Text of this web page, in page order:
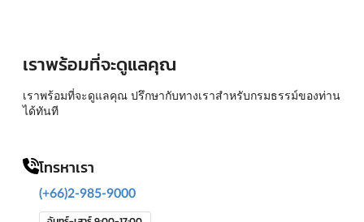
เราพร้อมที่จะดูแลคุณ
เราพร้อมที่จะดูแลคุณ ปรึกษากับทางเราสำหรับกรมธรรม์ของท่าน
ได้ทันที
โทรหาเรา
(+66)2-985-9000